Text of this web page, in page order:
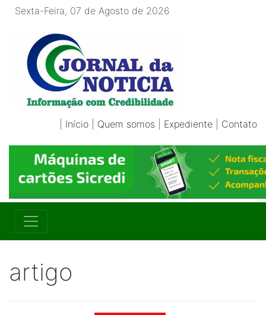
Sexta-Feira, 07 de Agosto de 2026
Início Quem somos Expediente Contato
artigo